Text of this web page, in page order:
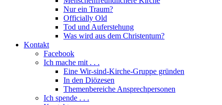
Nur ein Traum?
Officially Old
Tod und Auferstehung
Was wird aus dem Christentum?
Kontakt
Facebook
Ich mache mit . . .
Eine Wir-sind-Kirche-Gruppe gründen
In den Diözesen
Themenbereiche Ansprechpersonen
Ich spende . . .